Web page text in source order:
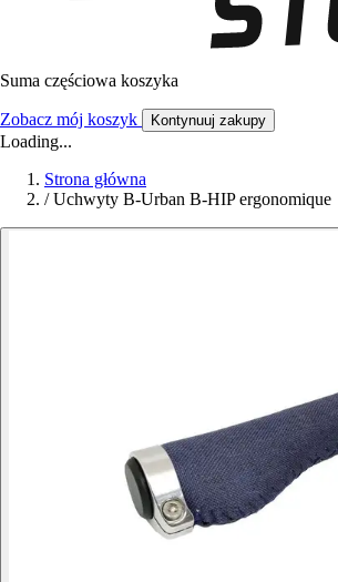
Suma częściowa koszyka
Zobacz mój koszyk Kontynuuj zakupy
Loading...
Strona główna
/ Uchwyty B-Urban B-HIP ergonomique